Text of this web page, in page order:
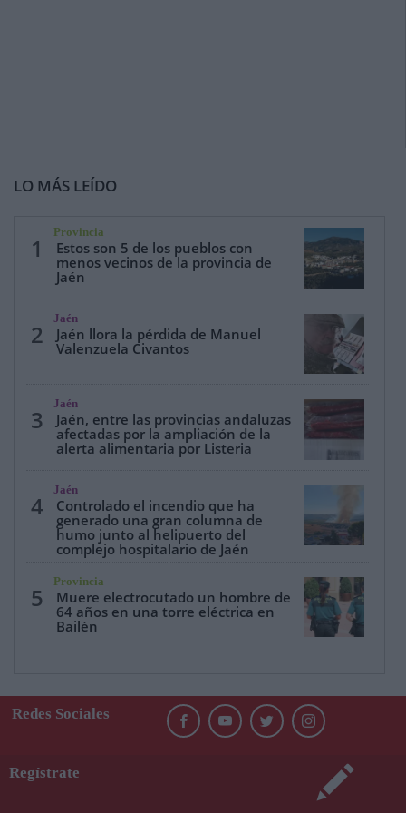
LO MÁS LEÍDO
1
Provincia
Estos son 5 de los pueblos con
menos vecinos de la provincia de
Jaén
2
Jaén
Jaén llora la pérdida de Manuel
Valenzuela Civantos
3
Jaén
Jaén, entre las provincias andaluzas
afectadas por la ampliación de la
alerta alimentaria por Listeria
4
Jaén
Controlado el incendio que ha
generado una gran columna de
humo junto al helipuerto del
complejo hospitalario de Jaén
5
Provincia
Muere electrocutado un hombre de
64 años en una torre eléctrica en
Bailén
Redes Sociales
Regístrate